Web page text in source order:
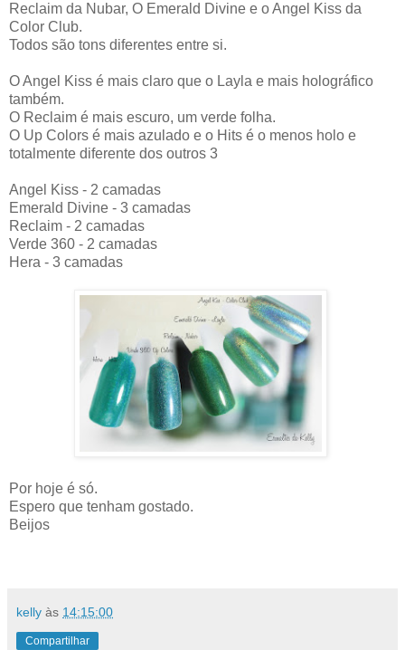
Reclaim da Nubar, O Emerald Divine e o Angel Kiss da
Color Club.
Todos são tons diferentes entre si.
O Angel Kiss é mais claro que o Layla e mais holográfico
também.
O Reclaim é mais escuro, um verde folha.
O Up Colors é mais azulado e o Hits é o menos holo e
totalmente diferente dos outros 3
Angel Kiss - 2 camadas
Emerald Divine - 3 camadas
Reclaim - 2 camadas
Verde 360 - 2 camadas
Hera - 3 camadas
Por hoje é só.
Espero que tenham gostado.
Beijos
kelly às 14:15:00
Compartilhar